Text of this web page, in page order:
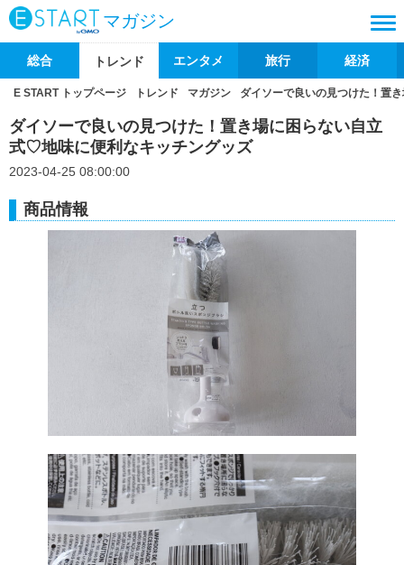
マガジン
総合 トレンド エンタメ 旅行 経済
E START トップページ トレンド マガジン ダイソーで良いの見つけた！置
ダイソーで良いの見つけた！置き場に困らない自立
式♡地味に便利なキッチングッズ
2023-04-25 08:00:00
商品情報